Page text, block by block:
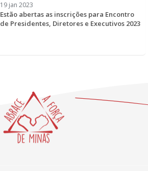
19 jan 2023
Estão abertas as inscrições para Encontro
de Presidentes, Diretores e Executivos 2023